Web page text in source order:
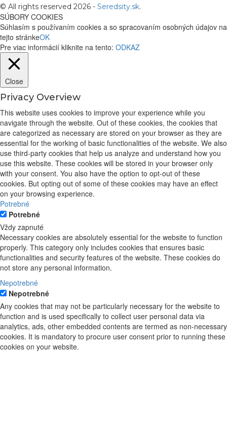
© All rights reserved 2026 - Seredsity.sk.
SÚBORY COOKIES
Súhlasím s používaním cookies a so spracovaním osobných údajov na
tejto stránkeOK
Pre viac informácií kliknite na tento: ODKAZ
Close
Privacy Overview
This website uses cookies to improve your experience while you
navigate through the website. Out of these cookies, the cookies that
are categorized as necessary are stored on your browser as they are
essential for the working of basic functionalities of the website. We also
use third-party cookies that help us analyze and understand how you
use this website. These cookies will be stored in your browser only
with your consent. You also have the option to opt-out of these
cookies. But opting out of some of these cookies may have an effect
on your browsing experience.
Potrebné
Potrebné
Vždy zapnuté
Necessary cookies are absolutely essential for the website to function
properly. This category only includes cookies that ensures basic
functionalities and security features of the website. These cookies do
not store any personal information.
Nepotrebné
Nepotrebné
Any cookies that may not be particularly necessary for the website to
function and is used specifically to collect user personal data via
analytics, ads, other embedded contents are termed as non-necessary
cookies. It is mandatory to procure user consent prior to running these
cookies on your website.